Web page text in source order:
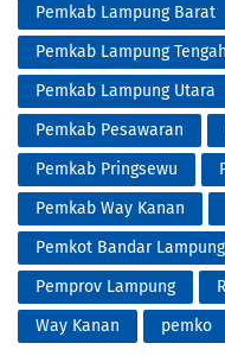
Pemkab Lampung Barat
Pemkab Lampung Tengah
Pemkab Lampung Utara
Pemkab Pesawaran
Pemkab Pringsewu
Pemkab Way Kanan
Pemkot Bandar Lampung
Pemprov Lampung
Way Kanan
pemko